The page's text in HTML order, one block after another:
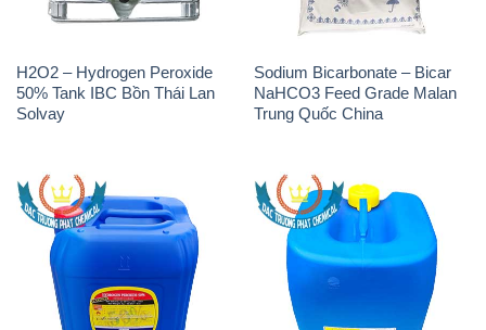
H2O2 – Hydrogen Peroxide
50% Tank IBC Bồn Thái Lan
Solvay
Sodium Bicarbonate – Bicar
NaHCO3 Feed Grade Malan
Trung Quốc China